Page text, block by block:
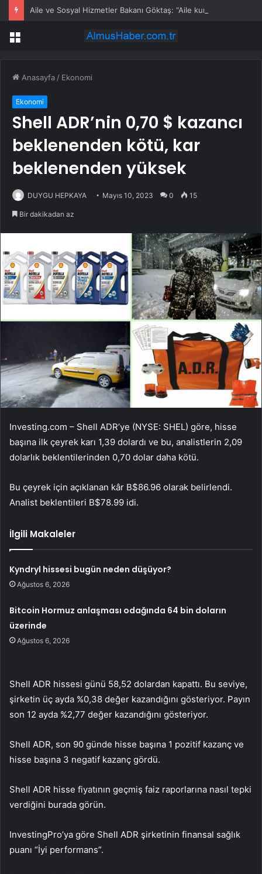
Menü
Anasayfa / Ekonomi
Ekonomi
Shell ADR’nin 0,70 $ kazancı
beklenenden kötü, kar
beklenenden yüksek
DUYGU HEPKAYA Mayıs 10, 2023 0 15
Bir dakikadan az
Investing.com – Shell ADR’ye (NYSE: SHEL) göre, hisse
başına ilk çeyrek karı 1,39 dolardı ve bu, analistlerin 2,09
dolarlık beklentilerinden 0,70 dolar daha kötü.
Bu çeyrek için açıklanan kâr B$86.96 olarak belirlendi.
Analist beklentileri B$78.99 idi.
İlgili Makaleler
Kyndryl hissesi bugün neden düşüyor?
Ağustos 6, 2026
Bitcoin Hormuz anlaşması odağında 64 bin doların
üzerinde
Ağustos 6, 2026
Shell ADR hissesi günü 58,52 dolardan kapattı. Bu seviye,
şirketin üç ayda %0,38 değer kazandığını gösteriyor. Payın
son 12 ayda %2,77 değer kazandığını gösteriyor.
Shell ADR, son 90 günde hisse başına 1 pozitif kazanç ve
hisse başına 3 negatif kazanç gördü.
Shell ADR hisse fiyatının geçmiş faiz raporlarına nasıl tepki
verdiğini burada görün.
InvestingPro’ya göre Shell ADR şirketinin finansal sağlık
puanı “İyi performans”.